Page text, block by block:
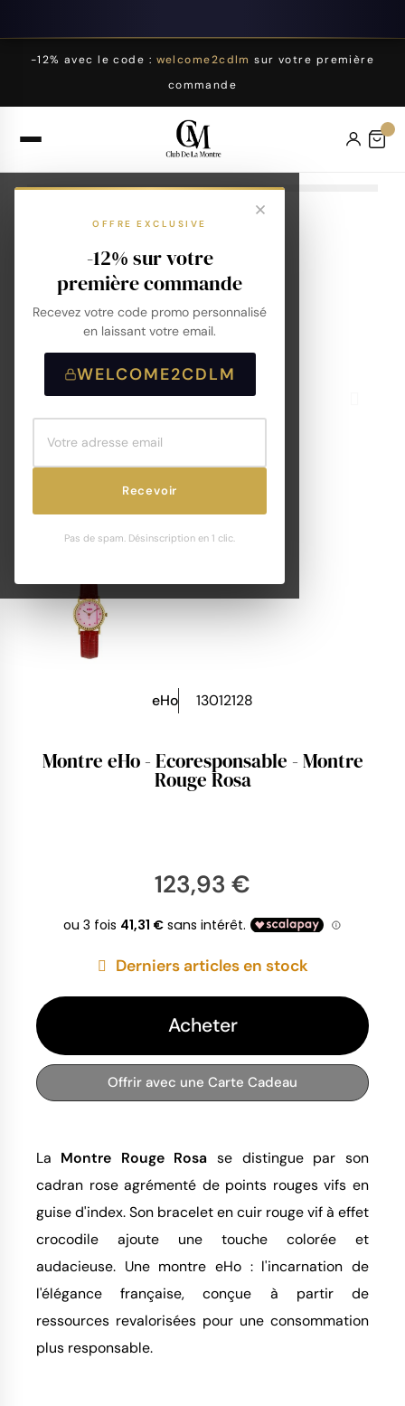
-12% avec le code : welcome2cdlm sur votre première
commande
OFFRE EXCLUSIVE
-12% sur votre
première commande
Recevez votre code promo personnalisé
en laissant votre email.
WELCOME2CDLM
Recevoir
Pas de spam. Désinscription en 1 clic.
eHo 13012128
Montre eHo - Ecoresponsable - Montre
Rouge Rosa
123,93 €
Derniers articles en stock
Acheter
Offrir avec une Carte Cadeau
La Montre Rouge Rosa se distingue par son
cadran rose agrémenté de points rouges vifs en
guise d'index. Son bracelet en cuir rouge vif à effet
crocodile ajoute une touche colorée et
audacieuse. Une montre eHo : l'incarnation de
l'élégance française, conçue à partir de
ressources revalorisées pour une consommation
plus responsable.